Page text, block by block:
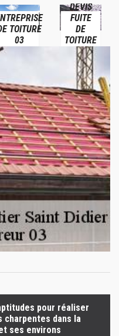
TOITURE
03
DEVIS
FUITE
DE
TOITURE
03
pour réaliser
charpentes dans la
ses environs